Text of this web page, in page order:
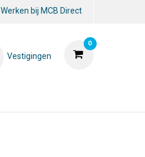
Werken bij MCB Direct
0
Vestigingen